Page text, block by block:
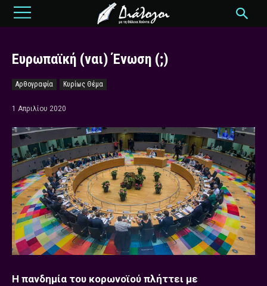
Ευρωπαϊκή (ναι) Ένωση (;)
Αρθογραφία Κυρίως Θέμα
1 Απριλίου 2020
Η πανδημία του κορωνοϊού πλήττει με